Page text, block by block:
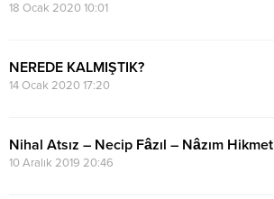
18 Ocak 2020 10:01
NEREDE KALMIŞTIK?
14 Ocak 2020 17:20
Nihal Atsız – Necip Fâzıl – Nâzım Hikmet
10 Aralık 2019 20:46